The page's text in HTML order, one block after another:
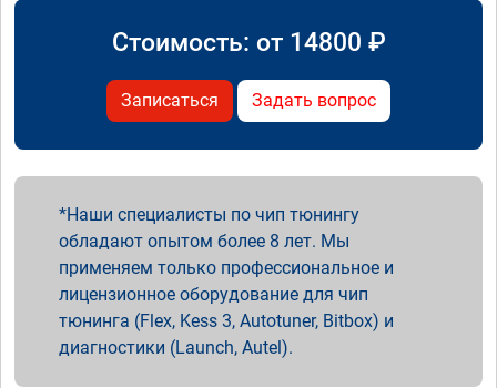
Стоимость: от 14800 ₽
Записаться Задать вопрос
Наши специалисты по чип тюнингу
обладают опытом более 8 лет. Мы
применяем только профессиональное и
лицензионное оборудование для чип
тюнинга (Flex, Kess 3, Autotuner, Bitbox) и
диагностики (Launch, Autel).